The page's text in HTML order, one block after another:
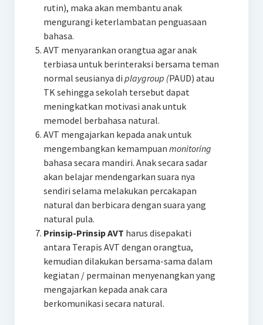
rutin), maka akan membantu anak
mengurangi keterlambatan penguasaan
bahasa.
AVT menyarankan orangtua agar anak
terbiasa untuk berinteraksi bersama teman
normal seusianya di playgroup (PAUD) atau
TK sehingga sekolah tersebut dapat
meningkatkan motivasi anak untuk
memodel berbahasa natural.
AVT mengajarkan kepada anak untuk
mengembangkan kemampuan monitoring
bahasa secara mandiri. Anak secara sadar
akan belajar mendengarkan suara nya
sendiri selama melakukan percakapan
natural dan berbicara dengan suara yang
natural pula.
Prinsip-Prinsip AVT harus disepakati
antara Terapis AVT dengan orangtua,
kemudian dilakukan bersama-sama dalam
kegiatan / permainan menyenangkan yang
mengajarkan kepada anak cara
berkomunikasi secara natural.